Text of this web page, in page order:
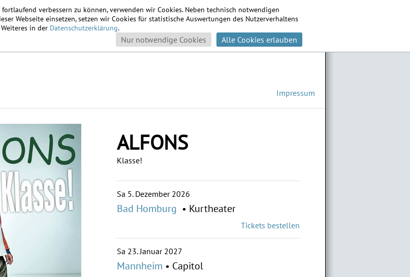
verbessern zu können, verwenden wir Cookies. Neben technisch notwendigen
Webseite einsetzen, setzen wir Cookies für statistische Auswertungen des Nutzerverhaltens
in der Datenschutzerklärung.
Nur notwendige Cookies Alle Cookies erlauben
Impressum
ALFONS
Klasse!
Sa 5. Dezember 2026
Bad Homburg • Kurtheater
Tickets bestellen
Sa 23. Januar 2027
Mannheim • Capitol